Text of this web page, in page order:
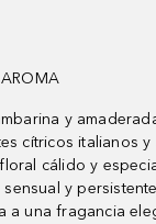
AROMA
y
cítricos italianos y
cálido y
y
una fragancia